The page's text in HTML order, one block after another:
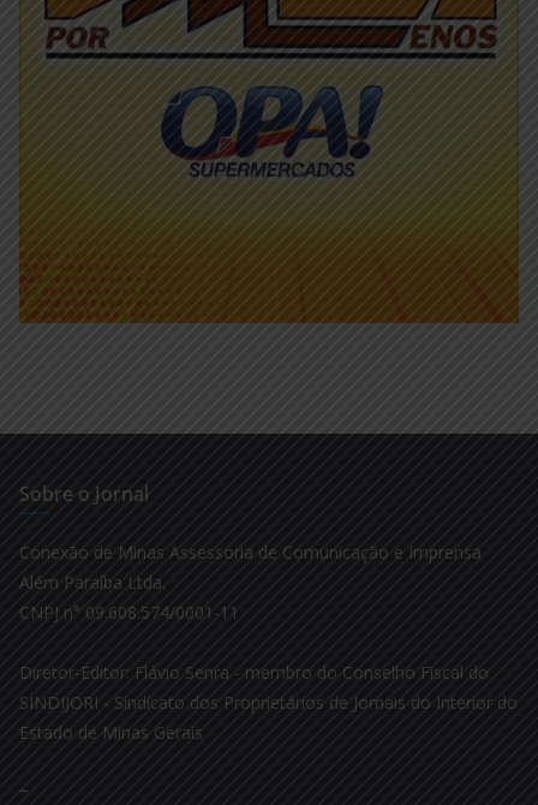
Sobre o Jornal
Conexão de Minas Assessoria de Comunicação e Imprensa
Além Paraíba Ltda.
CNPJ n° 09.608.574/0001-11
Diretor-Editor: Flávio Senra - membro do Conselho Fiscal do
SINDIJORI - Sindicato dos Proprietários de Jornais do Interior do
Estado de Minas Gerais
–